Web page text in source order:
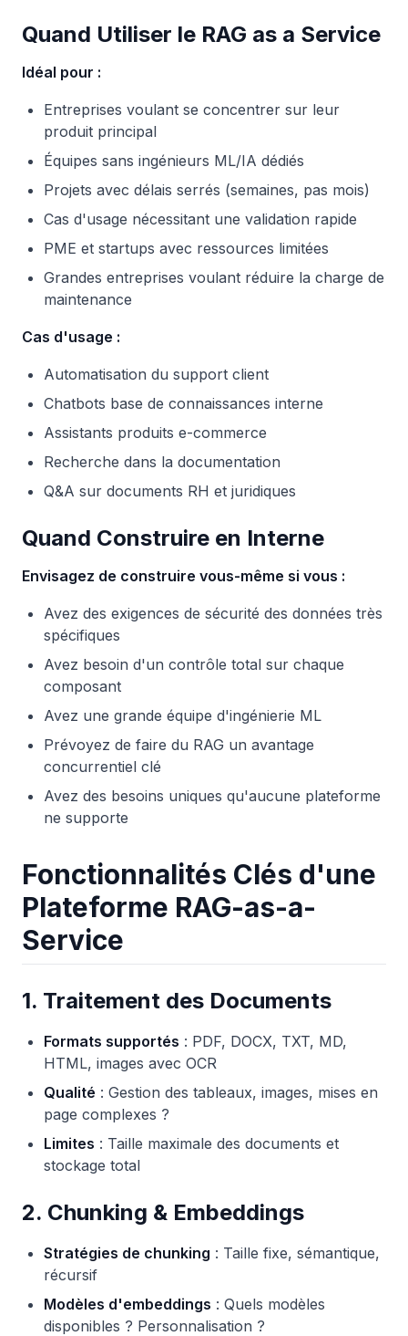
Quand Utiliser le RAG as a Service
Idéal pour :
Entreprises voulant se concentrer sur leur
produit principal
Équipes sans ingénieurs ML/IA dédiés
Projets avec délais serrés (semaines, pas mois)
Cas d'usage nécessitant une validation rapide
PME et startups avec ressources limitées
Grandes entreprises voulant réduire la charge de
maintenance
Cas d'usage :
Automatisation du support client
Chatbots base de connaissances interne
Assistants produits e-commerce
Recherche dans la documentation
Q&A sur documents RH et juridiques
Quand Construire en Interne
Envisagez de construire vous-même si vous :
Avez des exigences de sécurité des données très
spécifiques
Avez besoin d'un contrôle total sur chaque
composant
Avez une grande équipe d'ingénierie ML
Prévoyez de faire du RAG un avantage
concurrentiel clé
Avez des besoins uniques qu'aucune plateforme
ne supporte
Fonctionnalités Clés d'une
Plateforme RAG-as-a-
Service
1. Traitement des Documents
Formats supportés : PDF, DOCX, TXT, MD,
HTML, images avec OCR
Qualité : Gestion des tableaux, images, mises en
page complexes ?
Limites : Taille maximale des documents et
stockage total
2. Chunking & Embeddings
Stratégies de chunking : Taille fixe, sémantique,
récursif
Modèles d'embeddings : Quels modèles
disponibles ? Personnalisation ?